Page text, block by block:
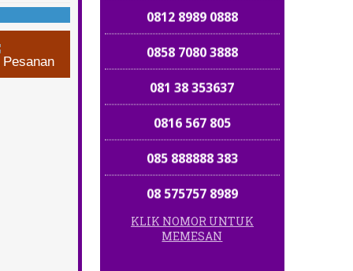
0812 8989 0888
0858 7080 3888
081 38 353637
0816 567 805
085 888888 383
08 575757 8989
081213 19 8686
KLIK NOMOR UNTUK
MEMESAN